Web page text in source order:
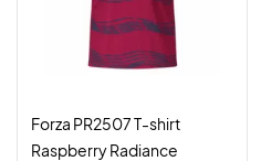
Forza PR2507 T-shirt
Raspberry Radiance